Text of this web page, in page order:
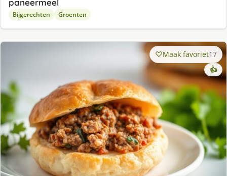
paneermeel
Bijgerechten Groenten
Maak favoriet17
👍